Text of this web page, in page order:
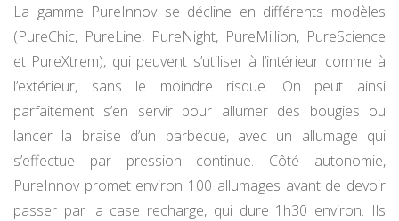
La gamme PureInnov se décline en différents modèles
(PureChic, PureLine, PureNight, PureMillion, PureScience
et PureXtrem), qui peuvent s’utiliser à l’intérieur comme à
l’extérieur, sans le moindre risque. On peut ainsi
parfaitement s’en servir pour allumer des bougies ou
lancer la braise d’un barbecue, avec un allumage qui
s’effectue par pression continue. Côté autonomie,
PureInnov promet environ 100 allumages avant de devoir
passer par la case recharge, qui dure 1h30 environ. Ils